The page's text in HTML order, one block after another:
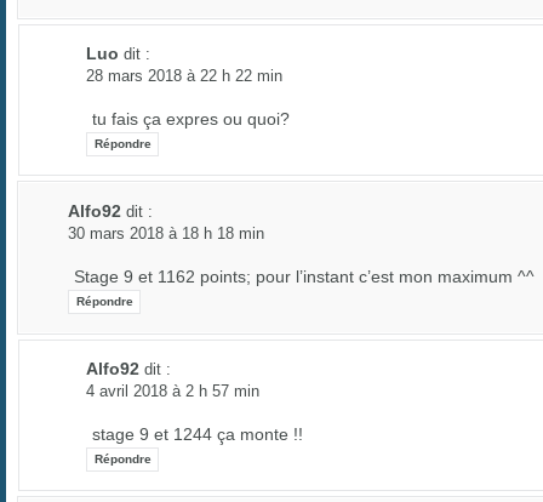
Luo dit :
28 mars 2018 à 22 h 22 min
tu fais ça expres ou quoi?
Répondre
Alfo92 dit :
30 mars 2018 à 18 h 18 min
Stage 9 et 1162 points; pour l’instant c’est mon maximum ^^
Répondre
Alfo92 dit :
4 avril 2018 à 2 h 57 min
stage 9 et 1244 ça monte !!
Répondre